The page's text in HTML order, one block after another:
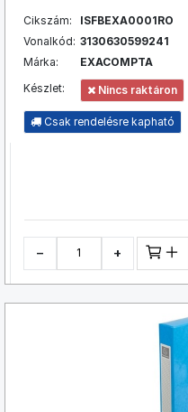
Cikszám:
ISFBEXA0001RO
Vonalkód: 3130630599241
Márka:
EXACOMPTA
Készlet:
Nincs raktáron
Csak rendelésre kapható
− +